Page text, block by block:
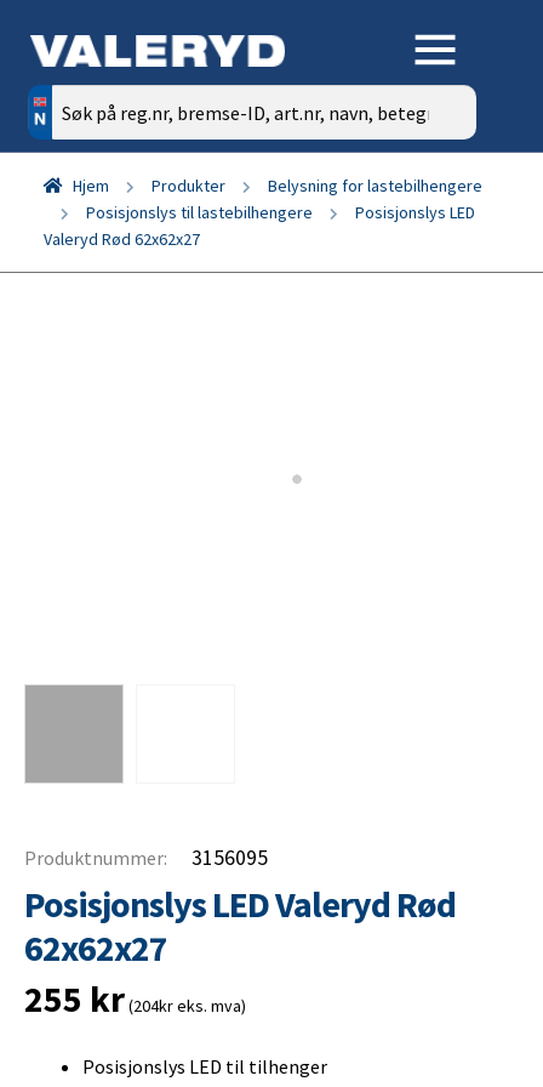
Søk
etter:
Hjem Produkter
Belysning for lastebilhengere
Posisjonslys til lastebilhengere
Posisjonslys LED
Valeryd Rød 62x62x27
Produktnummer: 3156095
Posisjonslys LED Valeryd Rød
62x62x27
255 kr(204kr eks. mva)
Posisjonslys LED til tilhenger